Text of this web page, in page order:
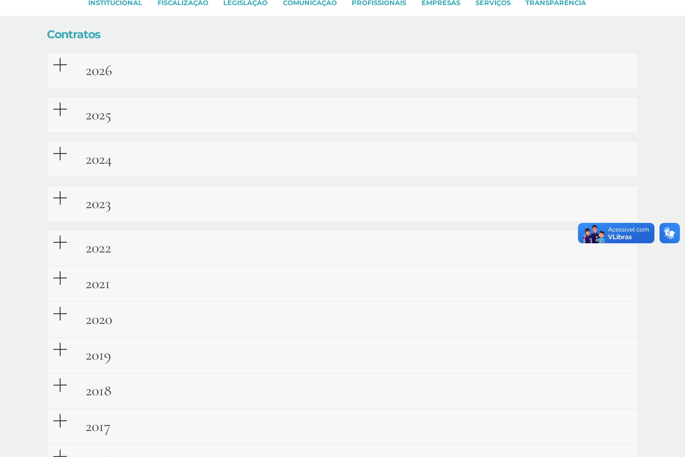
INSTITUCIONAL FISCALIZAÇÃO LEGISLAÇÃO COMUNICAÇÃO PROFISSIONAIS EMPRESAS SERVIÇOS TRANSPARÊNCIA
Contratos
2026
2025
2024
2023
2022
2021
2020
2019
2018
2017